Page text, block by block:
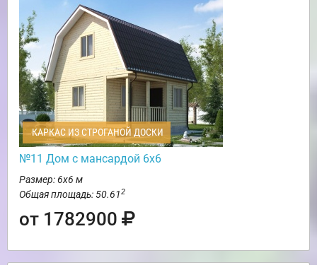
КАРКАС ИЗ СТРОГАНОЙ ДОСКИ
№11 Дом с мансардой 6х6
Размер: 6х6 м
Общая площадь: 50.612
от 1782900